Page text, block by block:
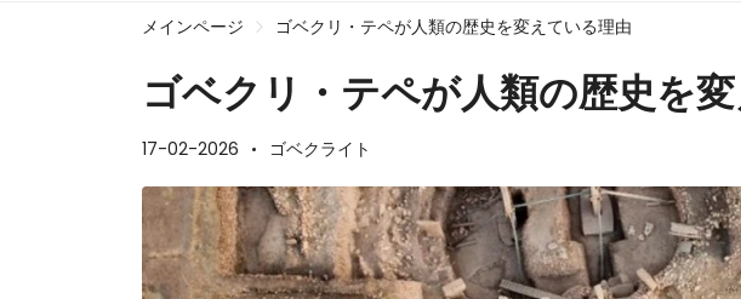
メインページ ゴベクリ・テペが人類の歴史を変えている理由
ゴベクリ・テペが人類の歴史を
17-02-2026 ゴベクライト